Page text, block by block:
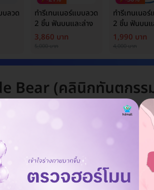
บลวด
ทำรีเทนเนอร์แบบลวด
2 ชิ้น ฟันบนและล่าง
3,860 บาท
ทำรีเทนเนอ
2 ชิ้น ฟันบนแ
1,990 บาท
Bear (คลินิกทันตกรร
ลินิกทำฟันทั่วไทยอยู่ในมือคุณ ลูกค้ากว่า 250,000 คนไ
จ
นตกรรม เดนทัล เดอ แบร์) ลบทั้งหมด